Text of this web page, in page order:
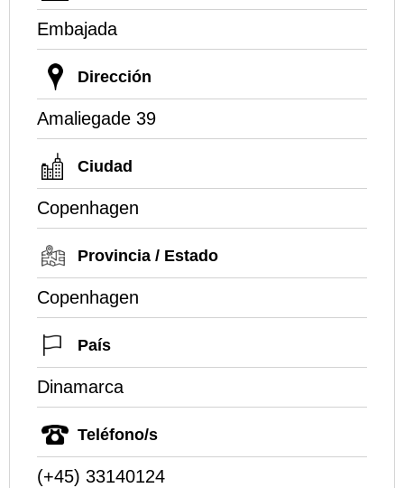
Embajada
Dirección
Amaliegade 39
Ciudad
Copenhagen
Provincia / Estado
Copenhagen
País
Dinamarca
Teléfono/s
(+45) 33140124